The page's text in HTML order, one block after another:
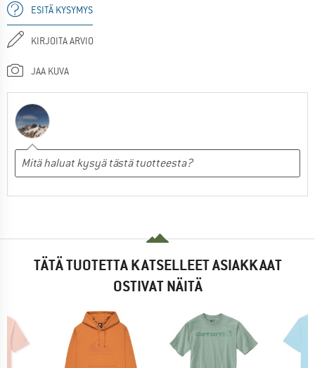
ESITÄ KYSYMYS
KIRJOITA ARVIO
JAA KUVA
TÄTÄ TUOTETTA KATSELLEET ASIAKKAAT
OSTIVAT NÄITÄ